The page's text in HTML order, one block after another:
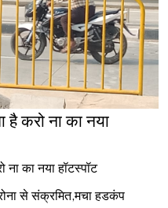
है करो ना का नया
ना का नया हॉटस्पॉट
से संक्रमित,मचा हडकंप